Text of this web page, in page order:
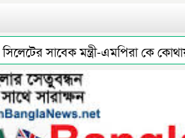
সাবেক মন্ত্রী-এমপিরা কে কোথায়?